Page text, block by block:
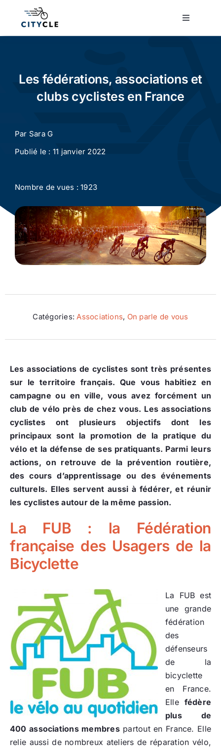
Toggle
Cyclisme urbain
Actualité
Ecologie
Les fédérations, associations et
clubs cyclistes en France
Par Sara G
Publié le : 11 janvier 2022
Nombre de vues : 1923
Catégories:Associations, On parle de vous
Les associations de cyclistes sont très présentes
sur le territoire français. Que vous habitiez en
campagne ou en ville, vous avez forcément un
club de vélo près de chez vous. Les associations
cyclistes ont plusieurs objectifs dont les
principaux sont la promotion de la pratique du
vélo et la défense de ses pratiquants. Parmi leurs
actions, on retrouve de la prévention routière,
des cours d’apprentissage ou des événements
culturels. Elles servent aussi à fédérer, et réunir
les cyclistes autour de la même passion.
La FUB : la Fédération
française des Usagers de la
Bicyclette
La FUB est
une grande
fédération
des
défenseurs
de la
bicyclette
en France.
Elle fédère
plus de
400 associations membrespartout en France. Elle
relie aussi de nombreux ateliers de réparation vélo,